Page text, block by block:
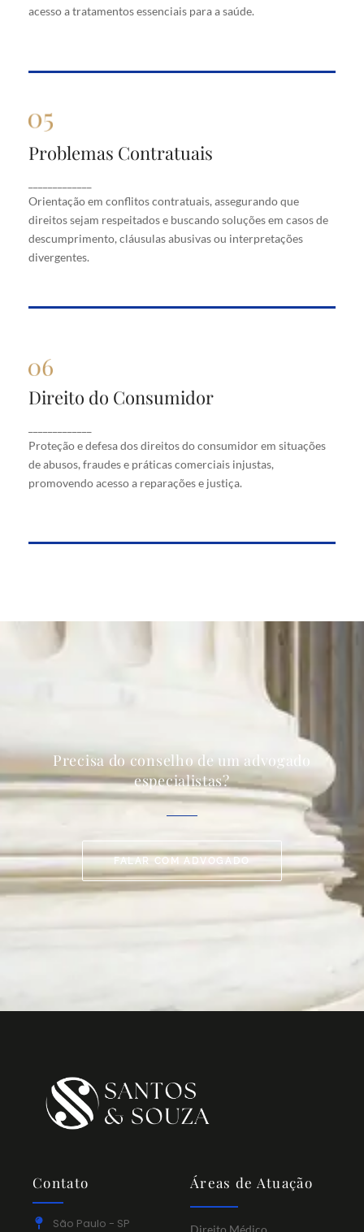
acesso a tratamentos essenciais para a saúde.
Problemas Contratuais
Orientação em conflitos contratuais, assegurando que
direitos sejam respeitados e buscando soluções em casos de
descumprimento, cláusulas abusivas ou interpretações
divergentes.
Problemas Contratuais
que direitos sejam respeitados e buscando soluções
em casos de descumprimento, cláusulas abusivas
ou interpretações divergentes.
Direito do Consumidor
Proteção e defesa dos direitos do consumidor em situações
de abusos, fraudes e práticas comerciais injustas,
promovendo acesso a reparações e justiça.
Direito do Consumidor
situações de abusos, fraudes e práticas comerciais
injustas, promovendo acesso a reparações e justiça.
Precisa do conselho de um advogado
especialistas?
FALAR COM ADVOGADO
Contato
São Paulo - SP
Áreas de Atuação
Direito Médico